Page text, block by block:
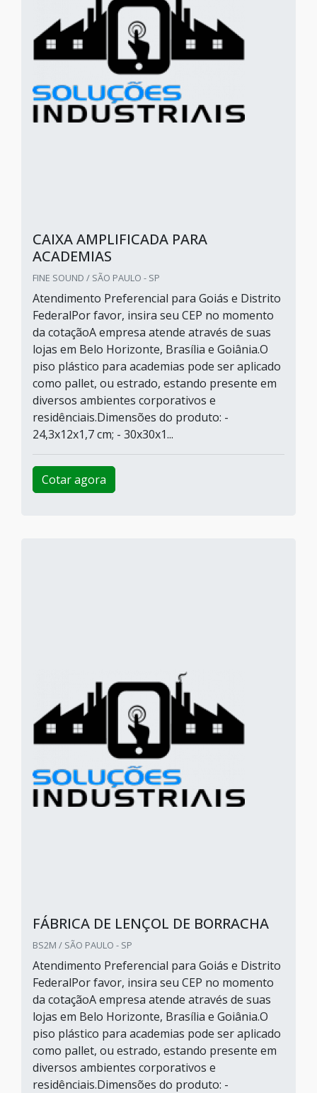
CAIXA AMPLIFICADA PARA
ACADEMIAS
FINE SOUND / SÃO PAULO - SP
Atendimento Preferencial para Goiás e Distrito
FederalPor favor, insira seu CEP no momento
da cotaçãoA empresa atende através de suas
lojas em Belo Horizonte, Brasília e Goiânia.O
piso plástico para academias pode ser aplicado
como pallet, ou estrado, estando presente em
diversos ambientes corporativos e
residênciais.Dimensões do produto: -
24,3x12x1,7 cm; - 30x30x1...
Cotar agora
FÁBRICA DE LENÇOL DE BORRACHA
BS2M / SÃO PAULO - SP
Atendimento Preferencial para Goiás e Distrito
FederalPor favor, insira seu CEP no momento
da cotaçãoA empresa atende através de suas
lojas em Belo Horizonte, Brasília e Goiânia.O
piso plástico para academias pode ser aplicado
como pallet, ou estrado, estando presente em
diversos ambientes corporativos e
residênciais.Dimensões do produto: -